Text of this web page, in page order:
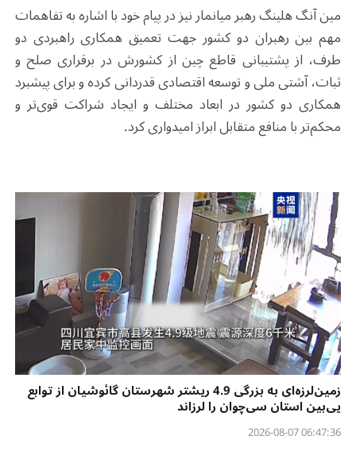
مین آنگ هلینگ رهبر میانمار نیز در پیام خود با اشاره به تفاهمات
مهم بین رهبران دو کشور جهت تعمیق همکاری راهبردی دو
طرف، از پشتیبانی قاطع چین از کشورش در برقراری صلح و
ثبات، آشتی ملی و توسعه اقتصادی قدردانی کرده و برای پیشبرد
همکاری دو کشور در ابعاد مختلف و ایجاد شراکت قوی‌تر و
محکم‌تر با منافع متقابل ابراز امیدواری کرد.
زمین‌لرزه‌ای به بزرگی 4.9 ریشتر شهرستان گائوشیان از توابع
یی‌بین استان سی‌چوان را لرزاند
06:47:36 2026-08-07